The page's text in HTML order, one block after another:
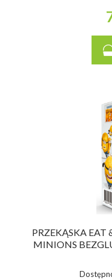
PRZEKĄSKA
MINIONS